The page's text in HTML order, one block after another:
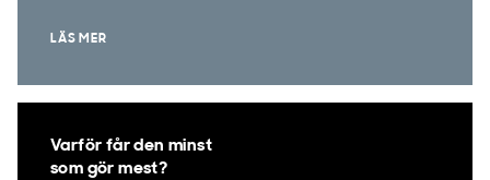
LÄS MER
Varför får den minst
som gör mest?